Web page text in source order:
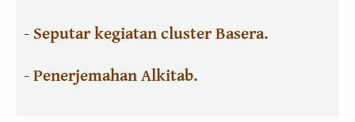
- Seputar kegiatan cluster Basera.
- Penerjemahan Alkitab.